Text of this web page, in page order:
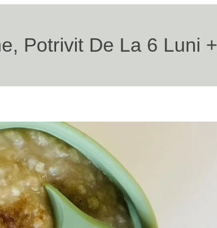
Potrivit De La 6 Luni +